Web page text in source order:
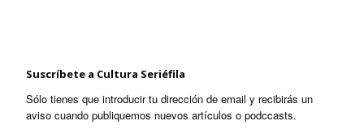
Suscríbete a Cultura Seriéfila
Sólo tienes que introducir tu dirección de email y recibirás un
aviso cuando publiquemos nuevos artículos o podccasts.